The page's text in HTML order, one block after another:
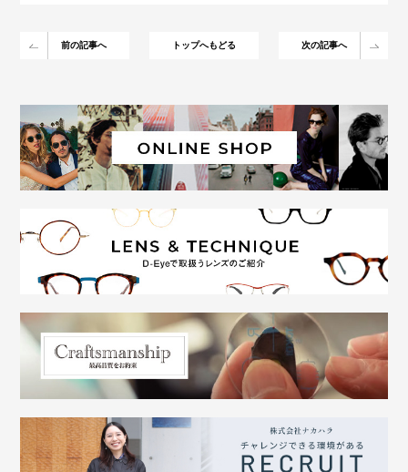
前の記事へ トップへもどる 次の記事へ